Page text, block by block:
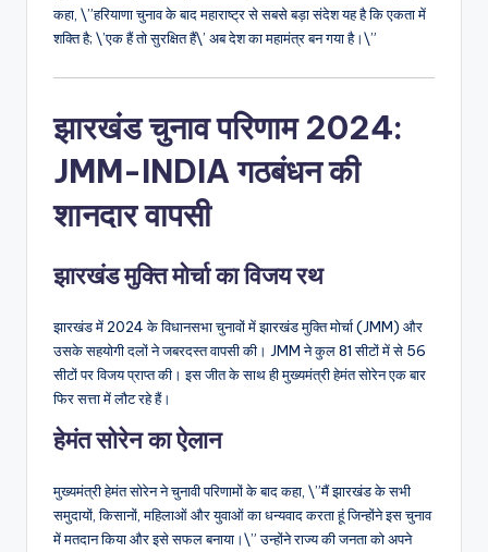
कहा, \”हरियाणा चुनाव के बाद महाराष्ट्र से सबसे बड़ा संदेश यह है कि एकता में
शक्ति है; \’एक हैं तो सुरक्षित हैं\’ अब देश का महामंत्र बन गया है।\”
झारखंड चुनाव परिणाम 2024:
JMM-INDIA गठबंधन की
शानदार वापसी
झारखंड मुक्ति मोर्चा का विजय रथ
झारखंड में 2024 के विधानसभा चुनावों में झारखंड मुक्ति मोर्चा (JMM) और
उसके सहयोगी दलों ने जबरदस्त वापसी की। JMM ने कुल 81 सीटों में से 56
सीटों पर विजय प्राप्त की। इस जीत के साथ ही मुख्यमंत्री हेमंत सोरेन एक बार
फिर सत्ता में लौट रहे हैं।
हेमंत सोरेन का ऐलान
मुख्यमंत्री हेमंत सोरेन ने चुनावी परिणामों के बाद कहा, \”मैं झारखंड के सभी
समुदायों, किसानों, महिलाओं और युवाओं का धन्यवाद करता हूं जिन्होंने इस चुनाव
में मतदान किया और इसे सफल बनाया।\” उन्होंने राज्य की जनता को अपने